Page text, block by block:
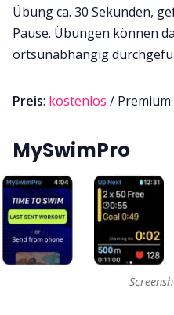
Übung ca. 30 Sekunden,
Pause. Übungen können
ortsunabhängig
Preis: kostenlos /
MySwimPro